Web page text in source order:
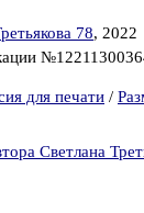
78, 2022
для печати /
Светлана